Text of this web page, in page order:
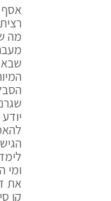
אסף
מה
ומי
את
קו